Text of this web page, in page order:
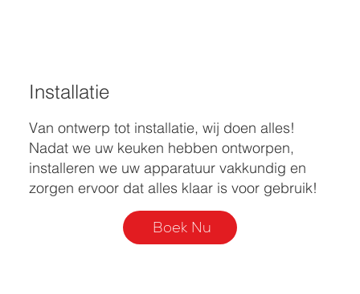
Installatie
Van ontwerp tot installatie, wij doen alles!
Nadat we uw keuken hebben ontworpen,
installeren we uw apparatuur vakkundig en
zorgen ervoor dat alles klaar is voor gebruik!
Boek Nu